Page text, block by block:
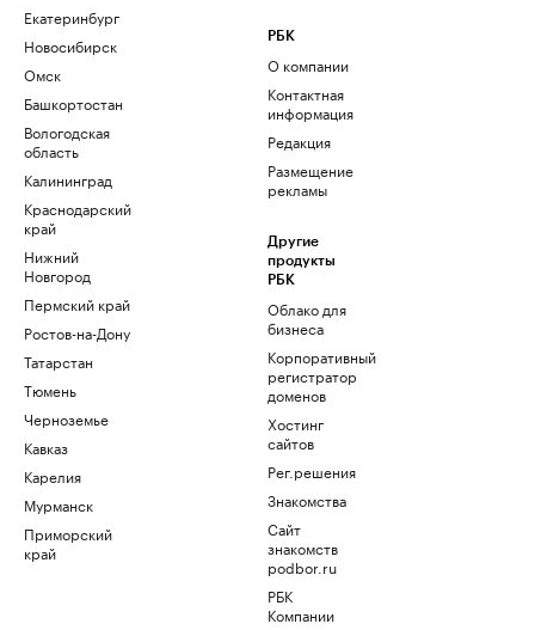
Екатеринбург
Новосибирск
Омск
Башкортостан
Вологодская
область
Калининград
Краснодарский
край
Нижний
Новгород
Пермский край
Ростов-на-Дону
Татарстан
Тюмень
Черноземье
Кавказ
Карелия
Мурманск
Приморский
край
РБК
О компании
Контактная
информация
Редакция
Размещение
рекламы
Другие
продукты
РБК
Облако для
бизнеса
Корпоративный
регистратор
доменов
Хостинг
сайтов
Рег.решения
Знакомства
Сайт
знакомств
podbor.ru
РБК
Компании